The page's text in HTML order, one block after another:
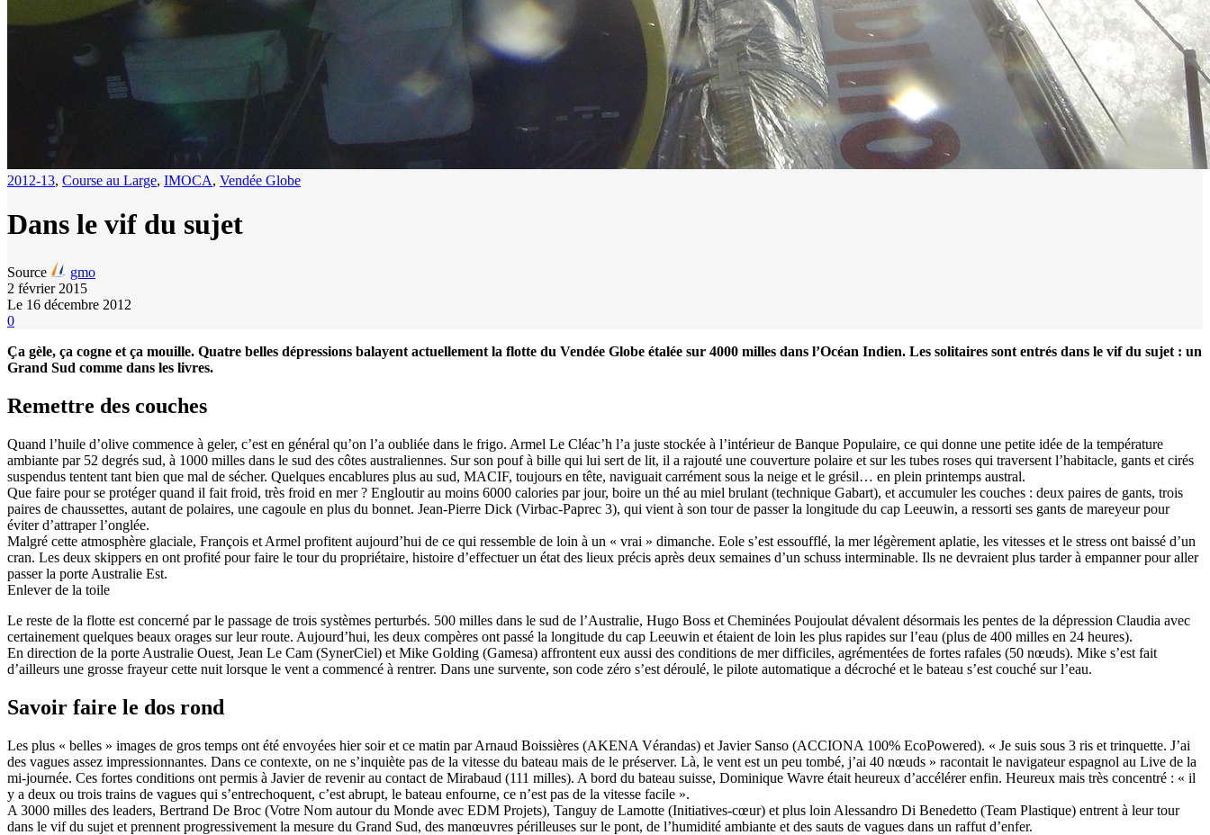
13Mar
Source
SP80
13 mars 2025
0
2012-13, Course au Large, IMOCA, Vendée Globe
Dans le vif du sujet
Source
gmo
2 février 2015
Le 16 décembre 2012
0
Ça gèle, ça cogne et ça mouille. Quatre belles dépressions balayent actuellement la flotte du Vendée Globe étalée sur 4000 milles dans l’Océan Indien. Les solitaires sont entrés dans le vif du sujet : un
Grand Sud comme dans les livres.
Remettre des couches
Quand l’huile d’olive commence à geler, c’est en général qu’on l’a oubliée dans le frigo. Armel Le Cléac’h l’a juste stockée à l’intérieur de Banque Populaire, ce qui donne une petite idée de la température
ambiante par 52 degrés sud, à 1000 milles dans le sud des côtes australiennes. Sur son pouf à bille qui lui sert de lit, il a rajouté une couverture polaire et sur les tubes roses qui traversent l’habitacle, gants et cirés
suspendus tentent tant bien que mal de sécher. Quelques encablures plus au sud, MACIF, toujours en tête, naviguait carrément sous la neige et le grésil… en plein printemps austral.
Que faire pour se protéger quand il fait froid, très froid en mer ? Engloutir au moins 6000 calories par jour, boire un thé au miel brulant (technique Gabart), et accumuler les couches : deux paires de gants, trois
paires de chaussettes, autant de polaires, une cagoule en plus du bonnet. Jean-Pierre Dick (Virbac-Paprec 3), qui vient à son tour de passer la longitude du cap Leeuwin, a ressorti ses gants de mareyeur pour
éviter d’attraper l’onglée.
Malgré cette atmosphère glaciale, François et Armel profitent aujourd’hui de ce qui ressemble de loin à un « vrai » dimanche. Eole s’est essoufflé, la mer légèrement aplatie, les vitesses et le stress ont baissé d’un
cran. Les deux skippers en ont profité pour faire le tour du propriétaire, histoire d’effectuer un état des lieux précis après deux semaines d’un schuss interminable. Ils ne devraient plus tarder à empanner pour aller
passer la porte Australie Est.
Enlever de la toile
Le reste de la flotte est concerné par le passage de trois systèmes perturbés. 500 milles dans le sud de l’Australie, Hugo Boss et Cheminées Poujoulat dévalent désormais les pentes de la dépression Claudia avec
certainement quelques beaux orages sur leur route. Aujourd’hui, les deux compères ont passé la longitude du cap Leeuwin et étaient de loin les plus rapides sur l’eau (plus de 400 milles en 24 heures).
En direction de la porte Australie Ouest, Jean Le Cam (SynerCiel) et Mike Golding (Gamesa) affrontent eux aussi des conditions de mer difficiles, agrémentées de fortes rafales (50 nœuds). Mike s’est fait
d’ailleurs une grosse frayeur cette nuit lorsque le vent a commencé à rentrer. Dans une survente, son code zéro s’est déroulé, le pilote automatique a décroché et le bateau s’est couché sur l’eau.
Savoir faire le dos rond
Les plus « belles » images de gros temps ont été envoyées hier soir et ce matin par Arnaud Boissières (AKENA Vérandas) et Javier Sanso (ACCIONA 100% EcoPowered). « Je suis sous 3 ris et trinquette. J’ai
des vagues assez impressionnantes. Dans ce contexte, on ne s’inquiète pas de la vitesse du bateau mais de le préserver. Là, le vent est un peu tombé, j’ai 40 nœuds » racontait le navigateur espagnol au Live de la
mi-journée. Ces fortes conditions ont permis à Javier de revenir au contact de Mirabaud (111 milles). A bord du bateau suisse, Dominique Wavre était heureux d’accélérer enfin. Heureux mais très concentré : « il
y a deux ou trois trains de vagues qui s’entrechoquent, c’est abrupt, le bateau enfourne, ce n’est pas de la vitesse facile ».
A 3000 milles des leaders, Bertrand De Broc (Votre Nom autour du Monde avec EDM Projets), Tanguy de Lamotte (Initiatives-cœur) et plus loin Alessandro Di Benedetto (Team Plastique) entrent à leur tour
dans le vif du sujet et prennent progressivement la mesure du Grand Sud, des manœuvres périlleuses sur le pont, de l’humidité ambiante et des sauts de vagues dans un raffut d’enfer.